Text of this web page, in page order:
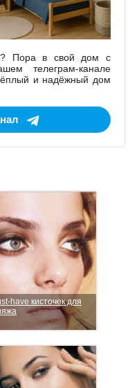
Пора в свой дом с
телеграм-канале
и надёжный дом
have кисточек для